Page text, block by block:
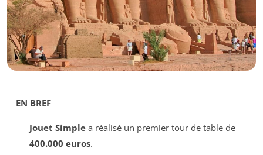
EN BREF
Jouet Simplea réalisé un premier tour de table de
400.000 euros.